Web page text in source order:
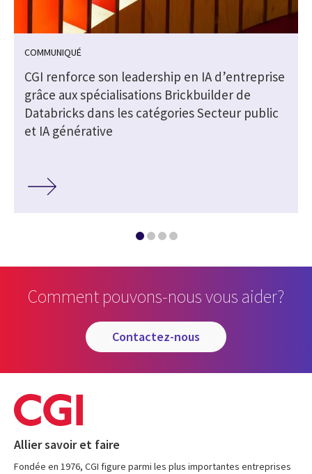
COMMUNIQUÉ
CGI renforce son leadership en IA d’entreprise
grâce aux spécialisations Brickbuilder de
Databricks dans les catégories Secteur public
et IA générative
Comment pouvons-nous vous aider?
contactez-nous
Allier savoir et faire
Fondée en 1976, CGI figure parmi les plus importantes entreprises